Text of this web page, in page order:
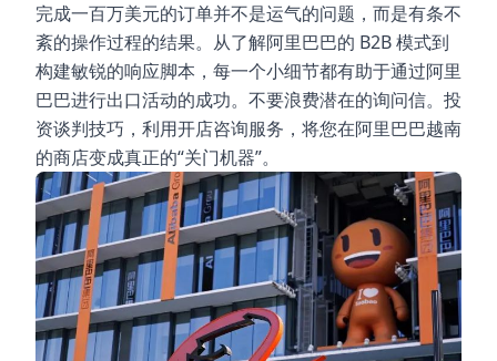
完成一百万美元的订单并不是运气的问题，而是有条不
紊的操作过程的结果。从了解阿里巴巴的 B2B 模式到
构建敏锐的响应脚本，每一个小细节都有助于通过阿里
巴巴进行出口活动的成功。不要浪费潜在的询问信。投
资谈判技巧，利用开店咨询服务，将您在阿里巴巴越南
的商店变成真正的“关门机器”。